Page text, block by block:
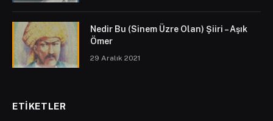
Nedir Bu (Sinem Üzre Olan) Şiiri – Aşık
Ömer
29 Aralık 2021
ETIKETLER